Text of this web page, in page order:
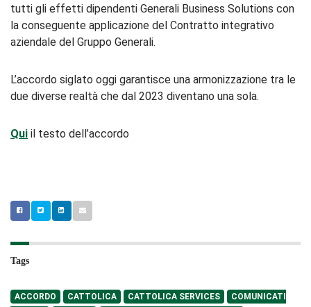
tutti gli effetti dipendenti Generali Business Solutions con
la conseguente applicazione del Contratto integrativo
aziendale del Gruppo Generali.
L’accordo siglato oggi garantisce una armonizzazione tra le
due diverse realtà che dal 2023 diventano una sola.
Qui il testo dell’accordo
Tags
ACCORDO CATTOLICA CATTOLICA SERVICES
COMUNICATI